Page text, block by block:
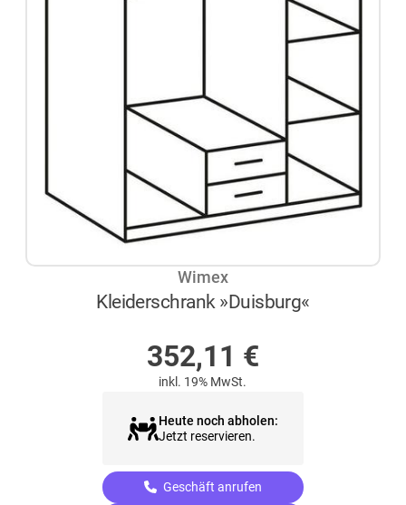
Wimex
Kleiderschrank »Duisburg«
352,11 €
inkl. 19% MwSt.
Heute noch abholen:
Jetzt reservieren.
Geschäft anrufen